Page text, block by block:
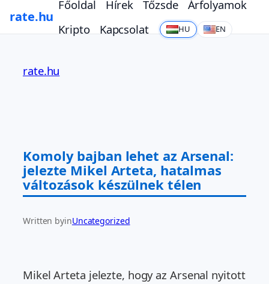
rate.hu
Főoldal Hírek Tőzsde
Árfolyamok
Kripto
Kapcsolat HU EN
tartalomhoz
rate.hu
Komoly bajban lehet az Arsenal:
jelezte Mikel Arteta, hatalmas
változások készülnek télen
Written byinUncategorized
Mikel Arteta jelezte, hogy az Arsenal nyitott